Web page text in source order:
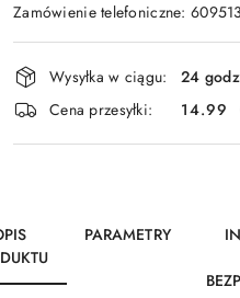
Zamówienie telefoniczne:
Dostępność
i
dostawa
Wysyłka w ciągu:
24
Cena przesyłki:
14.99
PARAMETRY